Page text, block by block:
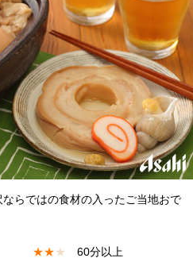
らではの食材の入ったご当地おで
★★★
60分以上